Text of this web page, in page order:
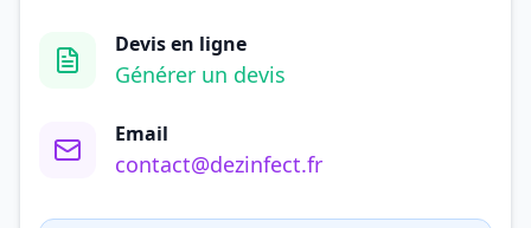
Devis en ligne
Générer un devis
Email
contact@dezinfect.fr